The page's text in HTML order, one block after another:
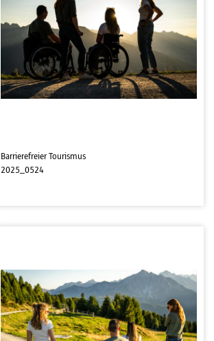
Barrierefreier Tourismus
2025_0524